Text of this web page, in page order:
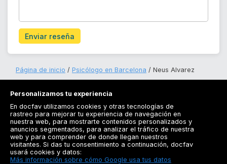
Enviar reseña
Página de inicio Psicólogo en Barcelona Neus Alvarez
Registrarse
Docfav
Personalizamos tu experiencia
En docfav utilizamos cookies y otras tecnologías de
rastreo para mejorar tu experiencia de navegación en
nuestra web, para mostrarte contenidos personalizados y
anuncios segmentados, para analizar el tráfico de nuestra
web y para comprender de donde llegan nuestros
visitantes. Si das tu consentimiento a continuación, docfav
usará cookies y datos:
Más información sobre cómo Google usa tus datos